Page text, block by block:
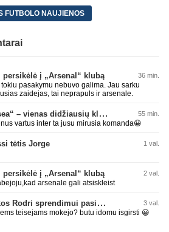
FUTBOLO NAUJIENOS
į „Arsenal“ klubą 36 min.
pasakymu nebuvo galima. Jau sarku
zaidejas, tai neprapuls ir arsenale.
M. Palestra: „Man „Chelsea“ – vienas didžiausių klubų futbole“ 55 min.
vartus inter ta jusu mirusia komanda😀
tėtis Jorge 1 val.
į „Arsenal“ klubą 2 val.
arsenale gali atsiskleist
Paaiškėjo, kas turėjo įtakos Rodri sprendimui pasirinkti Barselonos pusę 3 val.
teisejams mokejo? butu idomu isgirsti 😀